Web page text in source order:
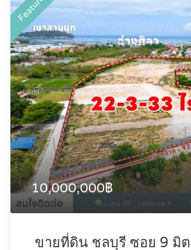
10,000,000฿
ขายที่ดิน ชลบุรี ซอย 9 มิ